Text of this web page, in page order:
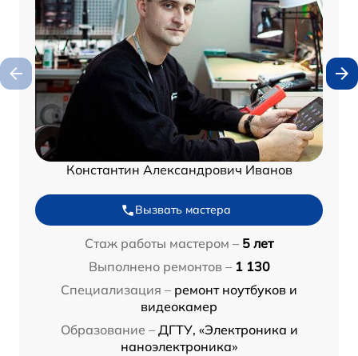
Константин Александрович Иванов
Вызвать мастера
Стаж работы мастером – 5 лет
Выполнено ремонтов – 1 130
Специализация – ремонт ноутбуков и
видеокамер
Образование – ДГТУ, «Электроника и
наноэлектроника»